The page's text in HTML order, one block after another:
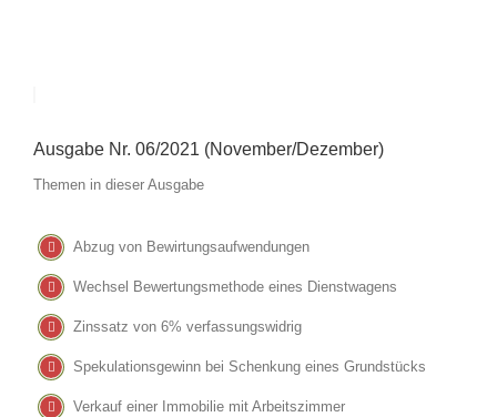
Ausgabe Nr. 06/2021 (November/Dezember)
Themen in dieser Ausgabe
Abzug von Bewirtungsaufwendungen
Wechsel Bewertungsmethode eines Dienstwagens
Zinssatz von 6% verfassungswidrig
Spekulationsgewinn bei Schenkung eines Grundstücks
Verkauf einer Immobilie mit Arbeitszimmer